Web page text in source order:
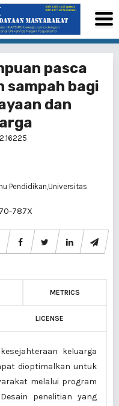
pasca
sampah bagi
dan
Pendidikan,Universitas
787X
METRICS
LICENSE
keluarga
dioptimalkan untuk
melalui program
penelitian yang